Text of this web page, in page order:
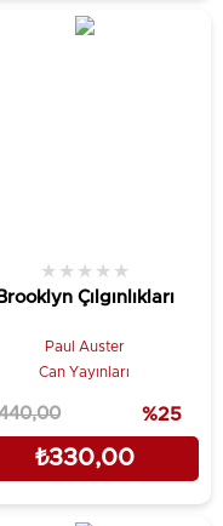
Brooklyn Çılgınlıkları
★ ★ ★ ★ ★
Paul Auster
Can Yayınları
₺330,00
%25